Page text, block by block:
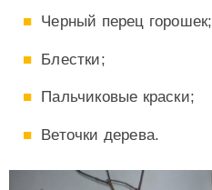
Черный перец горошек;
Блестки;
Пальчиковые краски;
Веточки дерева.